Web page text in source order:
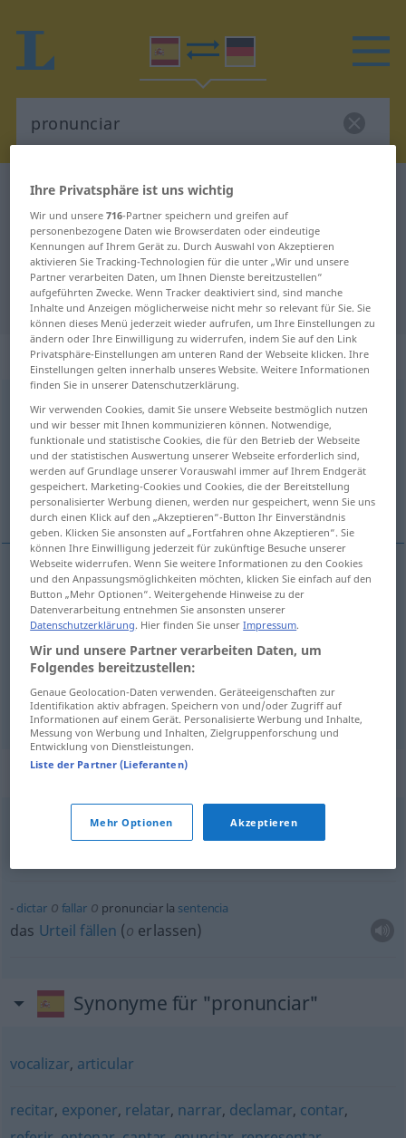
Spanisch-Deutsch Wörterbuch
Spanisch-Deutsch Übersetzung für
"pronunciar"
"pronunciar" Deutsch Übersetzung
„pronunciar“: verbo transitivo
pronunciar [pronunˈθĭar]v/t
Übersicht aller Übersetzungen
(Für mehr Details die Übersetzung anklicken/antippen)
aussprechen, halten, fällen, verkünden
aussprechen pronunciar palabra
halten pronunciar
,verkünden
Beispielsätze für "pronunciar"
pronunciar lasentencia
dictaro fallaro pronunciar la sentencia
das Urteil fällen (o erlassen)
Synonyme für "pronunciar"
vocalizar, articular
recitar, exponer, relatar, narrar, declamar, contar,
Ihre Privatsphäre ist uns wichtig
Wir und unsere716-Partner speichern und greifen auf
personenbezogene Daten wie Browserdaten oder eindeutige
Kennungen auf Ihrem Gerät zu. Durch Auswahl von Akzeptieren
aktivieren Sie Tracking-Technologien für die unter „Wir und unsere
Partner verarbeiten Daten, um Ihnen Dienste bereitzustellen“
aufgeführten Zwecke. Wenn Tracker deaktiviert sind, sind manche
Inhalte und Anzeigen möglicherweise nicht mehr so relevant für Sie. Sie
können dieses Menü jederzeit wieder aufrufen, um Ihre Einstellungen zu
ändern oder Ihre Einwilligung zu widerrufen, indem Sie auf den Link
Privatsphäre-Einstellungen am unteren Rand der Webseite klicken. Ihre
Einstellungen gelten innerhalb unseres Website. Weitere Informationen
finden Sie in unserer Datenschutzerklärung.
Wir verwenden Cookies, damit Sie unsere Webseite bestmöglich nutzen
und wir besser mit Ihnen kommunizieren können. Notwendige,
funktionale und statistische Cookies, die für den Betrieb der Webseite
und der statistischen Auswertung unserer Webseite erforderlich sind,
werden auf Grundlage unserer Vorauswahl immer auf Ihrem Endgerät
gespeichert. Marketing-Cookies und Cookies, die der Bereitstellung
personalisierter Werbung dienen, werden nur gespeichert, wenn Sie uns
durch einen Klick auf den „Akzeptieren“-Button Ihr Einverständnis
geben. Klicken Sie ansonsten auf „Fortfahren ohne Akzeptieren“. Sie
können Ihre Einwilligung jederzeit für zukünftige Besuche unserer
Webseite widerrufen. Wenn Sie weitere Informationen zu den Cookies
und den Anpassungsmöglichkeiten möchten, klicken Sie einfach auf den
Button „Mehr Optionen“. Weitergehende Hinweise zu der
Datenverarbeitung entnehmen Sie ansonsten unserer
Datenschutzerklärung. Hier finden Sie unserImpressum.
Wir und unsere Partner verarbeiten Daten, um
Folgendes bereitzustellen:
Genaue Geolocation-Daten verwenden. Geräteeigenschaften zur
Identifikation aktiv abfragen. Speichern von und/oder Zugriff auf
Informationen auf einem Gerät. Personalisierte Werbung und Inhalte,
Messung von Werbung und Inhalten, Zielgruppenforschung und
Entwicklung von Dienstleistungen.
Liste der Partner (Lieferanten)
Mehr Optionen Akzeptieren